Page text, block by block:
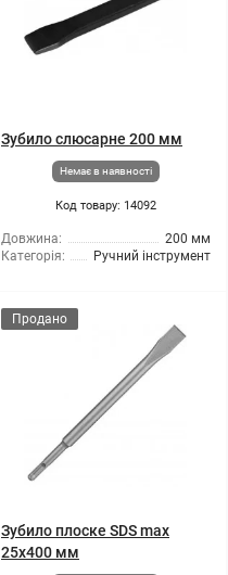
Зубило слюсарне 200 мм
Немає в наявності
Код товару: 14092
Довжина:
200 мм
Категорія:
Ручний інструмент
Продано
Зубило плоске SDS max
25x400 мм